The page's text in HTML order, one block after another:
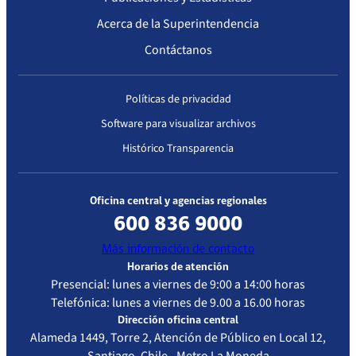
Acerca de la Superintendencia
Contáctanos
Políticas de privacidad
Software para visualizar archivos
Histórico Transparencia
Oficina central y agencias regionales
600 836 9000
Más información de contacto
Horarios de atención
Presencial: lunes a viernes de 9:00 a 14:00 horas
Telefónica: lunes a viernes de 9.00 a 16.00 horas
Dirección oficina central
Alameda 1449, Torre 2, Atención de Público en Local 12,